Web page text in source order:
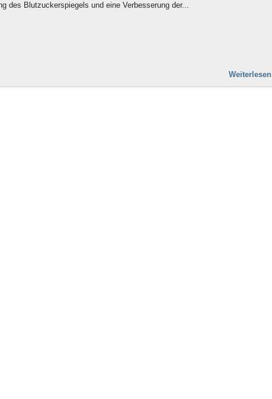
des Blutzuckerspiegels und eine Verbesserung der...
Weiterlesen